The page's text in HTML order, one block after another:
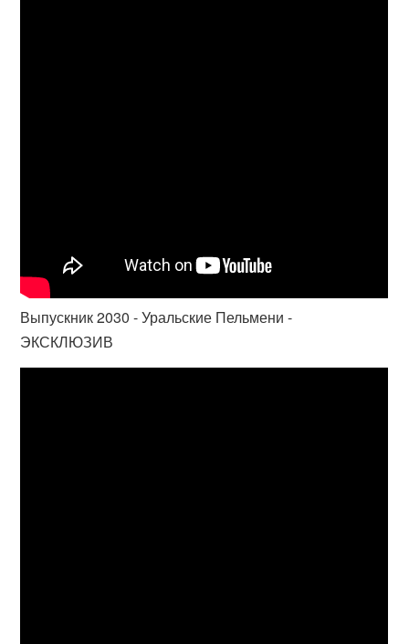
Выпускник 2030 - Уральские Пельмени -
ЭКСКЛЮЗИВ